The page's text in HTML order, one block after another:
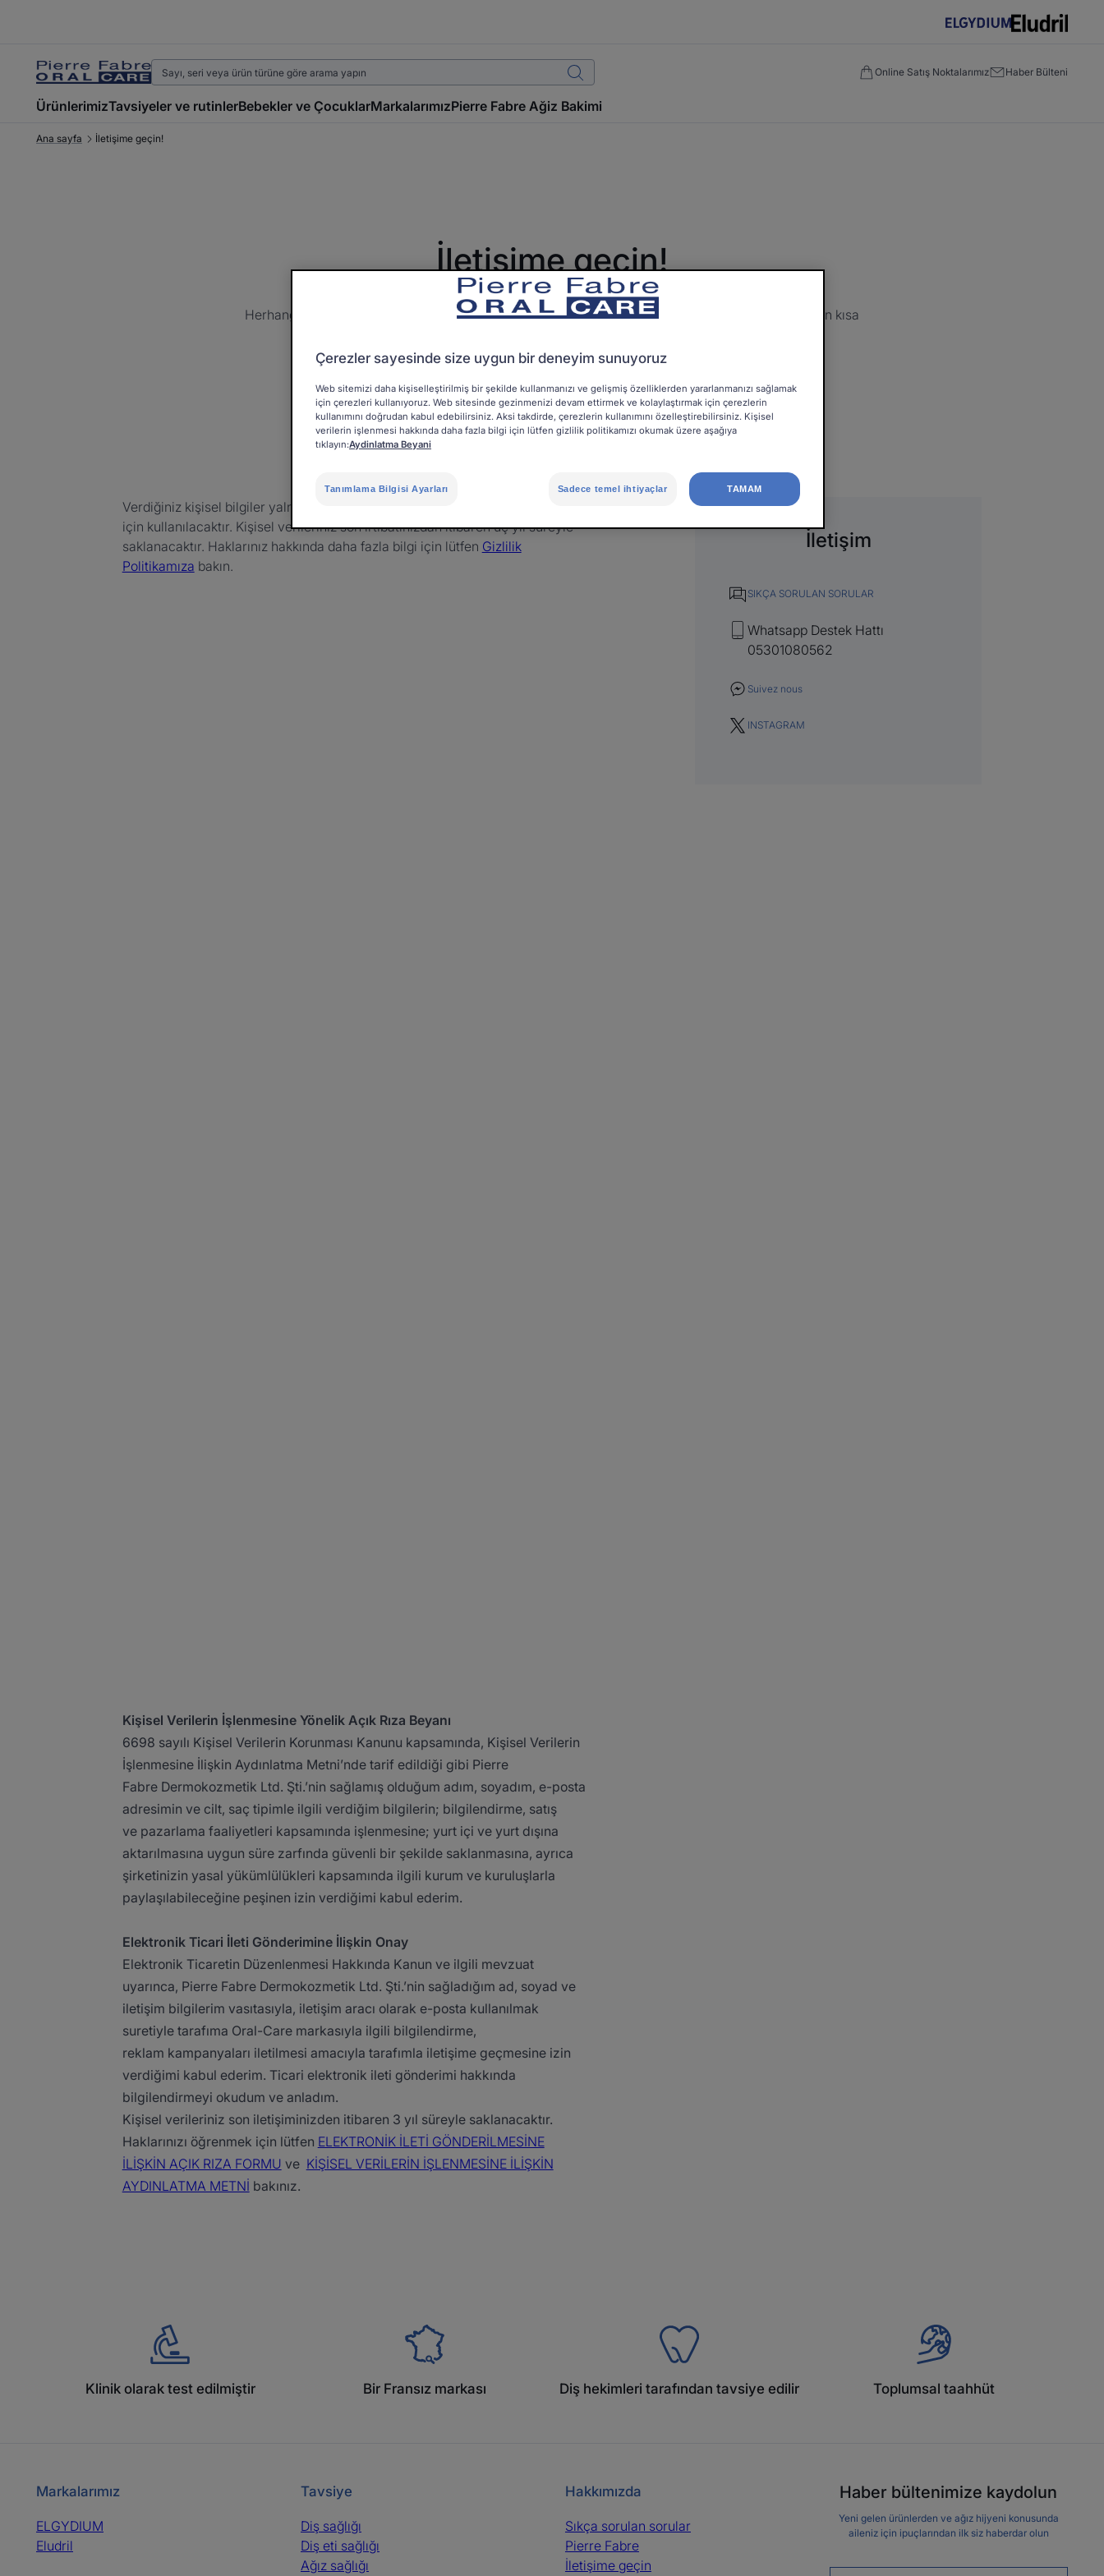
Online Satış Noktalarımız Haber Bülteni
ÜrünlerimizTavsiyeler ve rutinlerBebekler ve ÇocuklarMarkalarımızPierre Fabre Ağiz Bakimi
Ana sayfa İletişime geçin!
İletişime geçin!
Herhangi bir sorunuz, yorumunuz veya tavsiyeniz var mı? Lütfen aşağıdaki formu doldurun, size en kısa
Verdiğiniz kişisel bilgiler yalnızca mümkün olan en kısa sürede yanıt vermek
için kullanılacaktır. Kişisel verileriniz son irtibatınızdan itibaren üç yıl süreyle
saklanacaktır. Haklarınız hakkında daha fazla bilgi için lütfen Gizlilik
Politikamıza bakın.
Kişisel Verilerin İşlenmesine Yönelik Açık Rıza Beyanı ​
6698 sayılı Kişisel Verilerin Korunması Kanunu kapsamında, Kişisel Verilerin
İşlenmesine İlişkin Aydınlatma Metni’nde tarif edildiği gibi Pierre
Fabre Dermokozmetik Ltd. Şti.’nin sağlamış olduğum adım, soyadım, e-posta
adresimin ve cilt, saç tipimle ilgili verdiğim bilgilerin; bilgilendirme, satış
ve pazarlama faaliyetleri kapsamında işlenmesine; yurt içi ve yurt dışına
aktarılmasına uygun süre zarfında güvenli bir şekilde saklanmasına, ayrıca
şirketinizin yasal yükümlülükleri kapsamında ilgili kurum ve kuruluşlarla
paylaşılabileceğine peşinen izin verdiğimi kabul ederim​.
Elektronik Ticari İleti Gönderimine İlişkin Onay​
Elektronik Ticaretin Düzenlenmesi Hakkında Kanun ve ilgili mevzuat
uyarınca, Pierre Fabre Dermokozmetik Ltd. Şti.’nin sağladığım ad, soyad ve
iletişim bilgilerim vasıtasıyla, iletişim aracı olarak e-posta kullanılmak
suretiyle tarafıma Oral-Care markasıyla ilgili bilgilendirme,
reklam kampanyaları iletilmesi amacıyla tarafımla iletişime geçmesine izin
verdiğimi kabul ederim. Ticari elektronik ileti gönderimi hakkında
bilgilendirmeyi okudum ve anladım.​
Kişisel verileriniz son iletişiminizden itibaren 3 yıl süreyle saklanacaktır. ​
Haklarınızı öğrenmek için lütfen ELEKTRONİK İLETİ GÖNDERİLMESİNE
İLİŞKİN AÇIK RIZA FORMU ve KİŞİSEL VERİLERİN İŞLENMESİNE İLİŞKİN
AYDINLATMA METNİ bakınız.​
İletişim
SIKÇA SORULAN SORULAR
Whatsapp Destek Hattı
05301080562
Suivez nous
INSTAGRAM
Klinik olarak test edilmiştir Bir Fransız markası Diş hekimleri tarafından tavsiye edilir Toplumsal taahhüt
Haber bültenimize kaydolun
Yeni gelen ürünlerden ve ağız hijyeni konusunda
aileniz için ipuçlarından ilk siz haberdar olun
Markalarımız
ELGYDIUM
Eludril
Tavsiye
Diş sağlığı
Diş eti sağlığı
Ağız sağlığı
Hakkımızda
Sıkça sorulan sorular
Pierre Fabre
İletişime geçin
Çerezler sayesinde size uygun bir deneyim sunuyoruz
Web sitemizi daha kişiselleştirilmiş bir şekilde kullanmanızı ve gelişmiş özelliklerden yararlanmanızı sağlamak
için çerezleri kullanıyoruz. Web sitesinde gezinmenizi devam ettirmek ve kolaylaştırmak için çerezlerin
kullanımını doğrudan kabul edebilirsiniz. Aksi takdirde, çerezlerin kullanımını özelleştirebilirsiniz. Kişisel
verilerin işlenmesi hakkında daha fazla bilgi için lütfen gizlilik politikamızı okumak üzere aşağıya
tıklayın:Aydinlatma Beyani
Tanımlama Bilgisi Ayarları Sadece temel ihtiyaçlar TAMAM